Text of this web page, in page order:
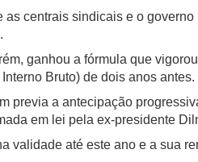
as centrais sindicais e o
ganhou a fórmula que
Bruto) de dois anos antes.
previa a antecipação
em lei pela ex-presidente
validade até este ano e a sua